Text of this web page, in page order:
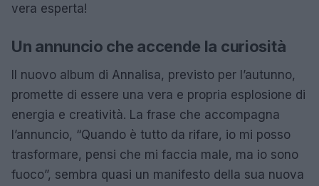
vera esperta!
Un annuncio che accende la curiosità
Il nuovo album di Annalisa, previsto per l’autunno,
promette di essere una vera e propria esplosione di
energia e creatività. La frase che accompagna
l’annuncio, “Quando è tutto da rifare, io mi posso
trasformare, pensi che mi faccia male, ma io sono
fuoco”, sembra quasi un manifesto della sua nuova